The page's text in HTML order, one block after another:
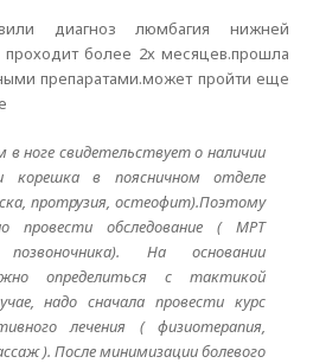
диагноз люмбагия нижней
более 2х месяцев.прошла
препаратами.может пройти еще
в ноге свидетельствует о наличии
корешка в поясничном отделе
протрузия, остеофит).Поэтому
провести обследование ( МРТ
На основании
определиться с тактикой
надо сначала провести курс
лечения ( физиотерапия,
). После минимизации болевого